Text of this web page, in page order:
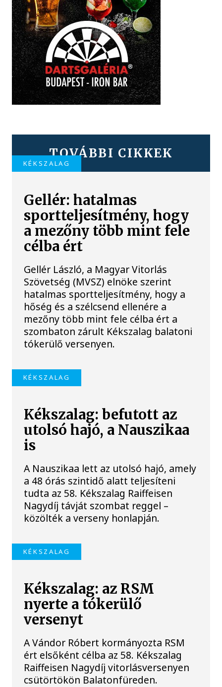
TOVÁBBI CIKKEK
KÉKSZALAG
Gellér: hatalmas
sportteljesítmény, hogy
a mezőny több mint fele
célba ért
Gellér László, a Magyar Vitorlás
Szövetség (MVSZ) elnöke szerint
hatalmas sportteljesítmény, hogy a
hőség és a szélcsend ellenére a
mezőny több mint fele célba ért a
szombaton zárult Kékszalag balatoni
tókerülő versenyen.
KÉKSZALAG
Kékszalag: befutott az
utolsó hajó, a Nauszikaa
is
A Nauszikaa lett az utolsó hajó, amely
a 48 órás szintidő alatt teljesíteni
tudta az 58. Kékszalag Raiffeisen
Nagydíj távját szombat reggel –
közölték a verseny honlapján.
KÉKSZALAG
Kékszalag: az RSM
nyerte a tókerülő
versenyt
A Vándor Róbert kormányozta RSM
ért elsőként célba az 58. Kékszalag
Raiffeisen Nagydíj vitorlásversenyen
csütörtökön Balatonfüreden.